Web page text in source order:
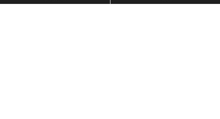
05 2236 522